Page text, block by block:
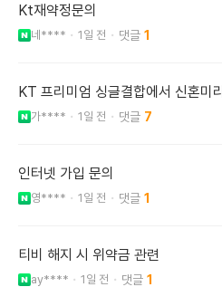
Kt재약정문의
네**** 1일 전 1
KT 프리미엄 싱글결합에서 신혼미
가**** 1일 전 7
인터넷 가입 문의
영**** 1일 전 1
티비 해지 시 위약금 관련
ay**** 1일 전 1